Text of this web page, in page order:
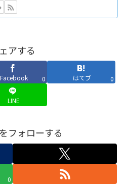
アする
Facebook 0 はてブ 0
LINE
フォローする
0